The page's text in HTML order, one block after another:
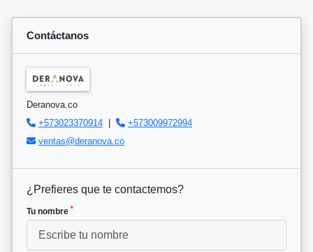
Contáctanos
Deranova.co
+573023370914 |
+573009972994
ventas@deranova.co
¿Prefieres que te contactemos?
Tu nombre *